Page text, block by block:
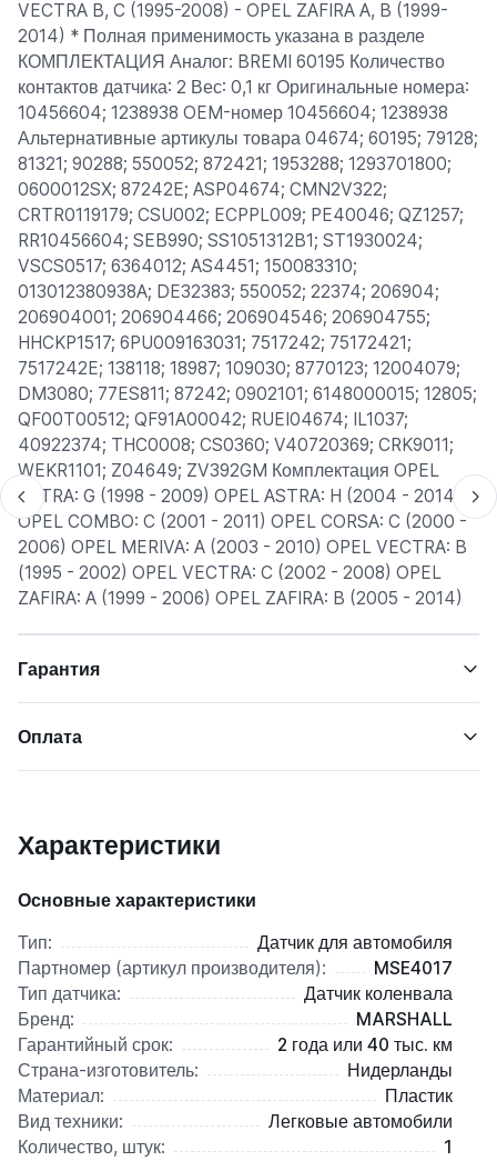
VECTRA B, C (1995-2008) - OPEL ZAFIRA A, B (1999-
2014) * Полная применимость указана в разделе
КОМПЛЕКТАЦИЯ Аналог: BREMI 60195 Количество
контактов датчика: 2 Вес: 0,1 кг Оригинальные номера:
10456604; 1238938 OEM-номер 10456604; 1238938
Альтернативные артикулы товара 04674; 60195; 79128;
81321; 90288; 550052; 872421; 1953288; 1293701800;
0600012SX; 87242E; ASP04674; CMN2V322;
CRTR0119179; CSU002; ECPPL009; PE40046; QZ1257;
RR10456604; SEB990; SS1051312B1; ST1930024;
VSCS0517; 6364012; AS4451; 150083310;
013012380938A; DE32383; 550052; 22374; 206904;
206904001; 206904466; 206904546; 206904755;
HHCKP1517; 6PU009163031; 7517242; 75172421;
7517242E; 138118; 18987; 109030; 8770123; 12004079;
DM3080; 77ES811; 87242; 0902101; 6148000015; 12805;
QF00T00512; QF91A00042; RUEI04674; IL1037;
40922374; THC0008; CS0360; V40720369; CRK9011;
WEKR1101; Z04649; ZV392GM Комплектация OPEL
ASTRA: G (1998 - 2009) OPEL ASTRA: H (2004 - 2014)
OPEL COMBO: C (2001 - 2011) OPEL CORSA: C (2000 -
2006) OPEL MERIVA: A (2003 - 2010) OPEL VECTRA: B
(1995 - 2002) OPEL VECTRA: C (2002 - 2008) OPEL
ZAFIRA: A (1999 - 2006) OPEL ZAFIRA: B (2005 - 2014)
Гарантия
Оплата
Характеристики
Основные характеристики
Тип:
Датчик для автомобиля
Партномер (артикул производителя):
MSE4017
Тип датчика:
Датчик коленвала
Бренд:
MARSHALL
Гарантийный срок:
2 года или 40 тыс. км
Страна-изготовитель:
Нидерланды
Материал:
Пластик
Вид техники:
Легковые автомобили
Количество, штук:
1